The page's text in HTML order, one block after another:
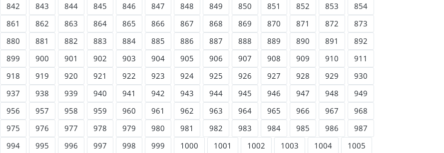
842 843 844 845 846 847 848 849 850 851 852 853
854
861 862 863 864 865 866 867 868 869 870 871 872
873
880 881 882 883 884 885 886 887 888 889 890 891
892
899 900 901 902 903 904 905 906 907 908 909 910
911
918 919 920 921 922 923 924 925 926 927 928 929
930
937 938 939 940 941 942 943 944 945 946 947 948
949
956 957 958 959 960 961 962 963 964 965 966 967
968
975 976 977 978 979 980 981 982 983 984 985 986
987
994 995 996 997 998 999 1000 1001 1002 1003 1004
1005